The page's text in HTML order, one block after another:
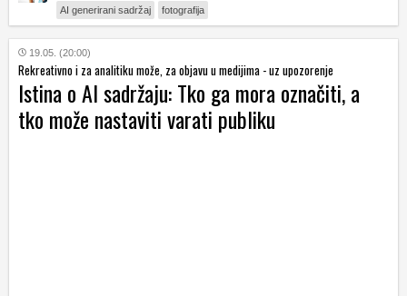
AI generirani sadržaj fotografija
19.05. (20:00)
Rekreativno i za analitiku može, za objavu u medijima - uz upozorenje
Istina o AI sadržaju: Tko ga mora označiti, a
tko može nastaviti varati publiku